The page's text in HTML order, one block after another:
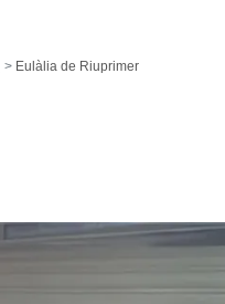
Eulàlia de Riuprimer